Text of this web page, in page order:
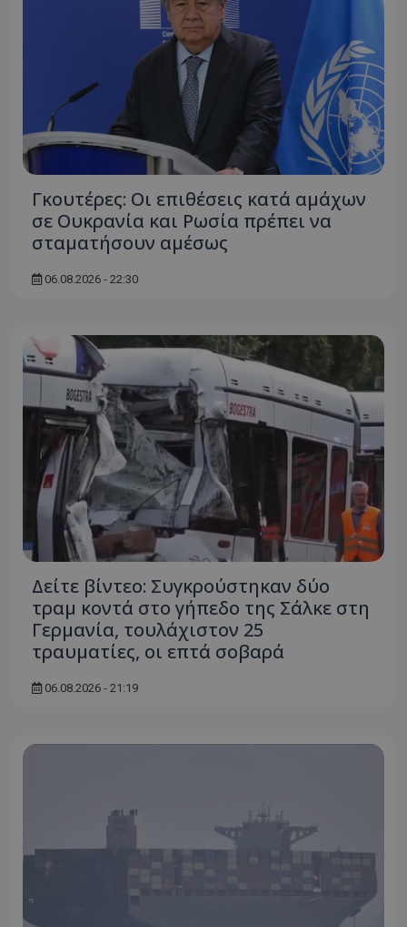
Γκουτέρες: Οι επιθέσεις κατά αμάχων
σε Ουκρανία και Ρωσία πρέπει να
σταματήσουν αμέσως
06.08.2026 - 22:30
Δείτε βίντεο: Συγκρούστηκαν δύο
τραμ κοντά στο γήπεδο της Σάλκε στη
Γερμανία, τουλάχιστον 25
τραυματίες, οι επτά σοβαρά
06.08.2026 - 21:19